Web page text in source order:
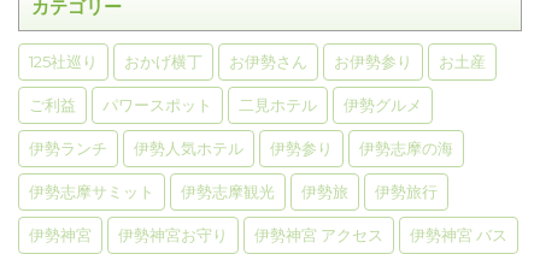
カテゴリー
125社巡り おかげ横丁 お伊勢さん お伊勢参り お土産
ご利益 パワースポット 二見ホテル 伊勢グルメ
伊勢ランチ 伊勢人気ホテル 伊勢参り 伊勢志摩の海
伊勢志摩サミット 伊勢志摩観光 伊勢旅 伊勢旅行
伊勢神宮 伊勢神宮お守り 伊勢神宮 アクセス 伊勢神宮 バス